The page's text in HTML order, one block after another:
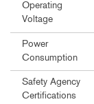
Operating
Voltage
Power
Consumption
Safety Agency
Certifications